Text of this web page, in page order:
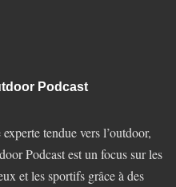
Podcast
tendue vers l’outdoor,
Podcast est un focus sur les
et les sportifs grâce à des